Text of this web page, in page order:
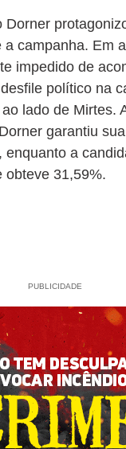
Dorner
a campanha. Em
impedido de
político na
lado de Mirtes.
garantiu
enquanto a
obteve 31,59%.
PUBLICIDADE